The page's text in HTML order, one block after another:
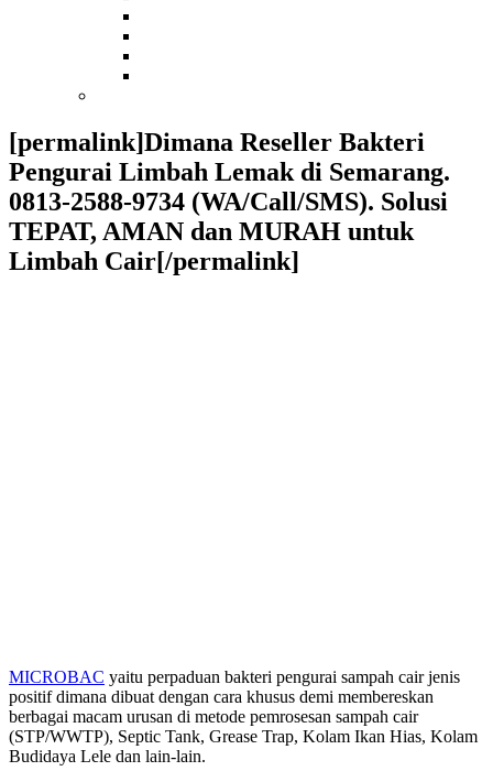
[permalink]Dimana Reseller Bakteri
Pengurai Limbah Lemak di Semarang.
0813-2588-9734 (WA/Call/SMS). Solusi
TEPAT, AMAN dan MURAH untuk
Limbah Cair[/permalink]
MICROBAC yaitu perpaduan bakteri pengurai sampah cair jenis
positif dimana dibuat dengan cara khusus demi membereskan
berbagai macam urusan di metode pemrosesan sampah cair
(STP/WWTP), Septic Tank, Grease Trap, Kolam Ikan Hias, Kolam
Budidaya Lele dan lain-lain.